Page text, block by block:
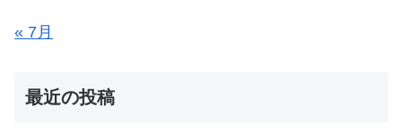
« 7月
最近の投稿